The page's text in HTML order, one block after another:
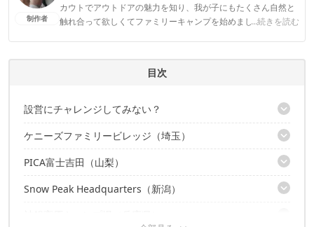
制作者
カウトでアウトドアの魅力を知り、我が子にもたくさん自然と
触れ合って欲しくてファミリーキャンプを始めました。フォト
...続きを読む
目次
設営にチャレンジしてみない？
サポートもあるから安心してチャレンジできる
一度使ってみるとギアの見方も変わる！
秋キャンプこそ初心者におすすめ
ケニーズファミリービレッジ（埼玉）
設営アドバイスも！CAMPパック
PICA富士吉田（山梨）
超レア！チャムスのブービーツールームテントを試せる！
Snow Peak Headquarters（新潟）